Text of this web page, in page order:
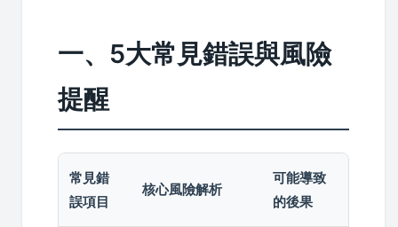
一、5大常見錯誤與風險
提醒
常見錯
誤項目
核心風險解析
可能導致
的後果